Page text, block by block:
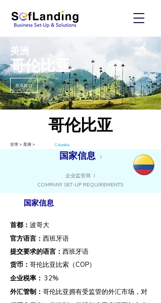
美洲
哥伦比亚
联系我们
哥伦比亚
全球 > 美洲 > Colombia
国家信息I
企业监管局 I
COMPANY SET-UP REQUIREMENTS
国家信息
首都： 波哥大
官方语言： 西班牙语
提交要求的语言： 西班牙语
货币： 哥伦比亚比索（COP）
企业税率： 32%
外汇管制： 哥伦比亚拥有受监管的外汇市场，对